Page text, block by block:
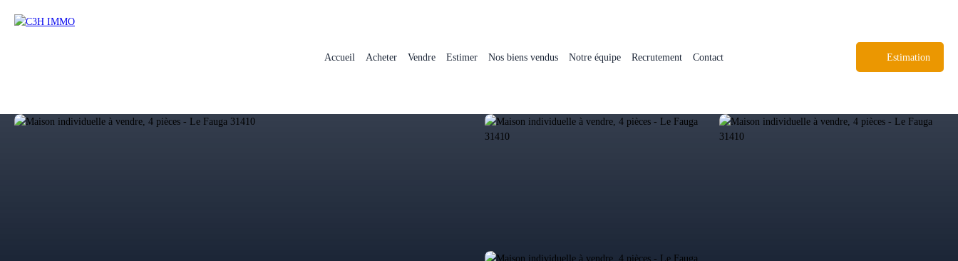
Accueil Acheter Vendre Estimer Nos biens vendus Notre équipe Recrutement Contact Estimation